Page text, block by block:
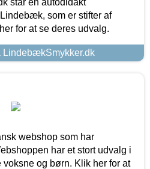
som er stifter af
for at se deres udvalg.
LindebækSmykker.dk
webshop som har
har et stort udvalg i
voksne og børn. Klik her for at